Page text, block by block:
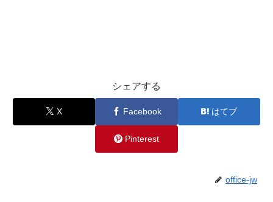
シェアする
X Facebook はてブ
Pinterest
office-jw